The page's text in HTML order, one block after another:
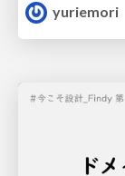
yuriemori